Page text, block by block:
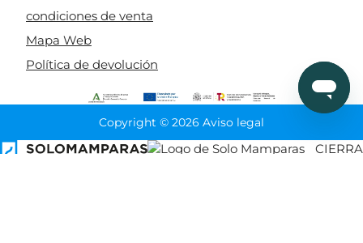
condiciones de venta
Mapa Web
Política de devolución
Copyright © 2026 Aviso legal
CIERRA